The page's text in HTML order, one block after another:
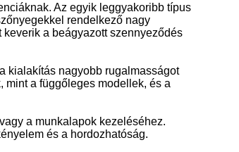
Az egyik leggyakoribb típus
rendelkező nagy
a beágyazott szennyeződés
kialakítás nagyobb rugalmasságot
mint a függőleges modellek, és a
a munkalapok kezeléséhez.
és a hordozhatóság.